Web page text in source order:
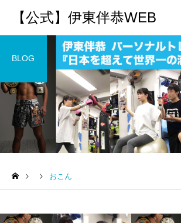
【公式】伊東伴恭WEB
トレーナーとして
パーソナルトレーニ
キックボクシングで本当に
が消費カロリーと週の回数
BLOG
おこん